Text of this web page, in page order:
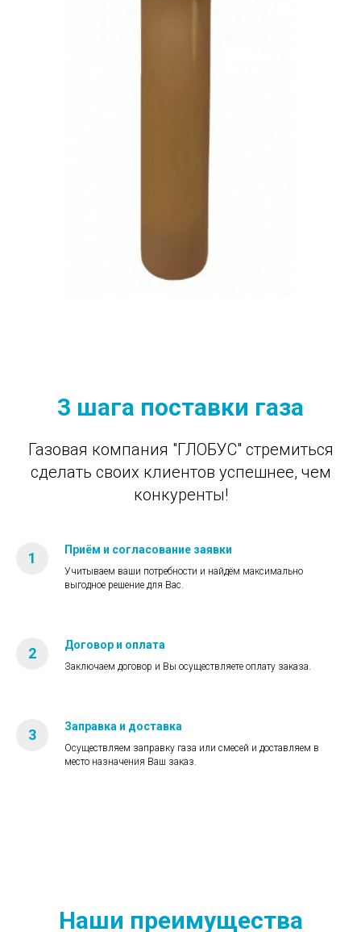
3 шага поставки газа
Газовая компания "ГЛОБУС" стремиться
сделать своих клиентов успешнее, чем
конкуренты!
Приём и согласование заявки
Учитываем ваши потребности и найдём максимально
выгодное решение для Вас.
Договор и оплата
Заключаем договор и Вы осуществляете оплату заказа.
Заправка и доставка
Осуществляем заправку газа или смесей и доставляем в
место назначения Ваш заказ.
Наши преимущества